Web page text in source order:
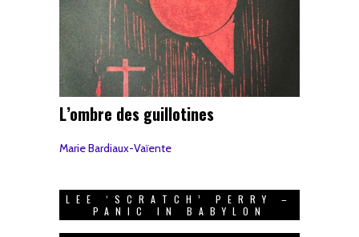
L’ombre des guillotines
Marie Bardiaux-Vaïente
LEE ‘SCRATCH’ PERRY –
PANIC IN BABYLON